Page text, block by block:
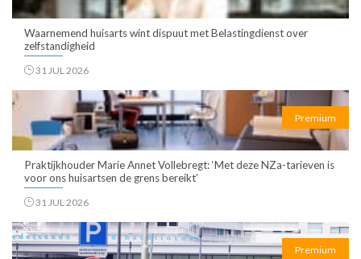
Waarnemend huisarts wint dispuut met Belastingdienst over
zelfstandigheid
31 JUL 2026
Premium
Praktijkhouder Marie Annet Vollebregt: ‘Met deze NZa-tarieven is
voor ons huisartsen de grens bereikt’
31 JUL 2026
Premium